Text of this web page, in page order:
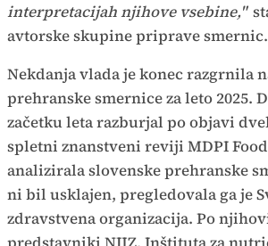
interpretacijah njihove vsebine,"
avtorske skupine priprave smernic.
Nekdanja vlada je konec razgrnila
prehranske smernice za leto 2025.
začetku leta razburjal po objavi
spletni znanstveni reviji MDPI
analizirala slovenske prehranske
ni bil usklajen, pregledovala ga je
zdravstvena organizacija. Po